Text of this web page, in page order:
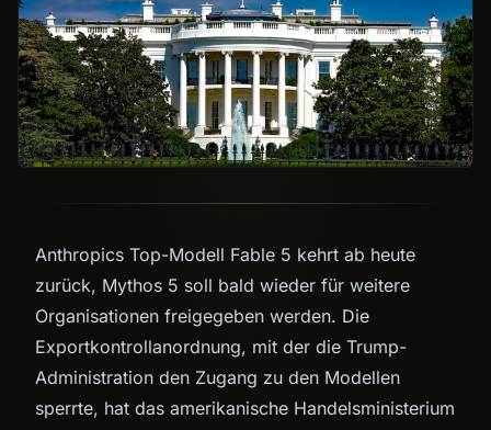
Anthropics Top-Modell Fable 5 kehrt ab heute
zurück, Mythos 5 soll bald wieder für weitere
Organisationen freigegeben werden. Die
Exportkontrollanordnung, mit der die Trump-
Administration den Zugang zu den Modellen
sperrte, hat das amerikanische Handelsministerium